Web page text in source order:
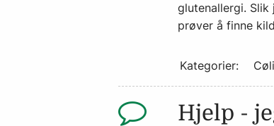
glutenallergi.
prøver å finne
Kategorier:
Hjelp -